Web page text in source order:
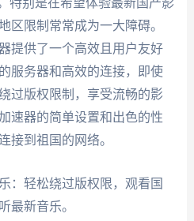
特别是在希望体验最新国产影
区限制常常成为一大障碍。
提供了一个高效且用户友好
服务器和高效的连接，即使
过版权限制，享受流畅的影
速器的简单设置和出色的性
接到祖国的网络。
：轻松绕过版权限，观看国
最新音乐。